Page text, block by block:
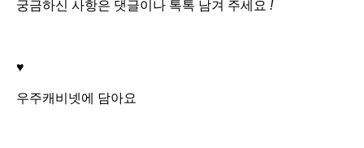
궁금하신 사항은 댓글이나 톡톡 남겨 주세요 !
♥
우주캐비넷에 담아요